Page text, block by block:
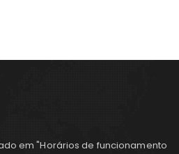
em "Horários de funcionamento